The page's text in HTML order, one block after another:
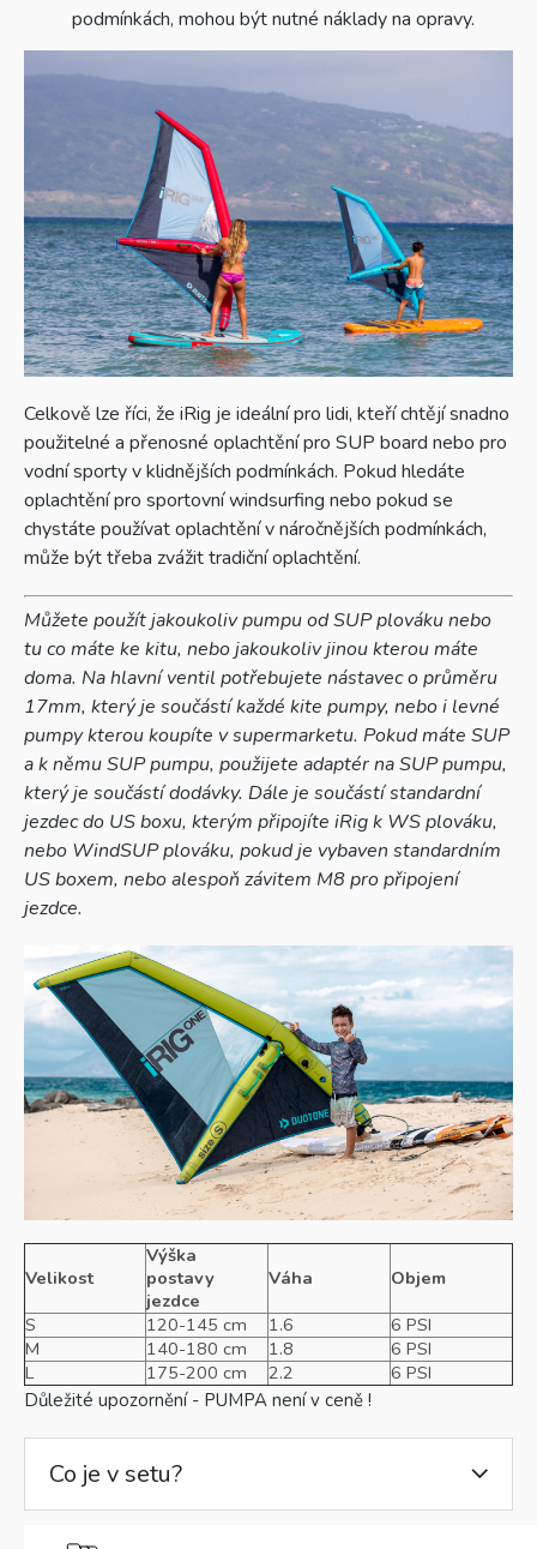
podmínkách, mohou být nutné náklady na opravy.
Celkově lze říci, že iRig je ideální pro lidi, kteří chtějí snadno
použitelné a přenosné oplachtění pro SUP board nebo pro
vodní sporty v klidnějších podmínkách. Pokud hledáte
oplachtění pro sportovní windsurfing nebo pokud se
chystáte používat oplachtění v náročnějších podmínkách,
může být třeba zvážit tradiční oplachtění.
Můžete použít jakoukoliv pumpu od SUP plováku nebo
tu co máte ke kitu, nebo jakoukoliv jinou kterou máte
doma. Na hlavní ventil potřebujete nástavec o průměru
17mm, který je součástí každé kite pumpy, nebo i levné
pumpy kterou koupíte v supermarketu. Pokud máte SUP
a k němu SUP pumpu, použijete adaptér na SUP pumpu,
který je součástí dodávky. Dále je součástí standardní
jezdec do US boxu, kterým připojíte iRig k WS plováku,
nebo WindSUP plováku, pokud je vybaven standardním
US boxem, nebo alespoň závitem M8 pro připojení
jezdce.
Velikost
Výška
postavy
jezdce
Váha
Objem
S
120-145 cm 1.6
6 PSI
M
140-180 cm 1.8
6 PSI
L
175-200 cm 2.2
6 PSI
Důležité upozornění - PUMPA není v ceně !
Co je v setu?